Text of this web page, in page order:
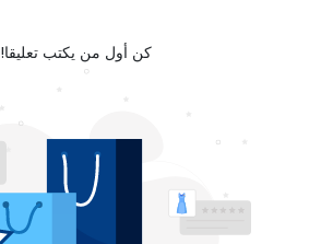
كن أول من يكتب تعليقا!